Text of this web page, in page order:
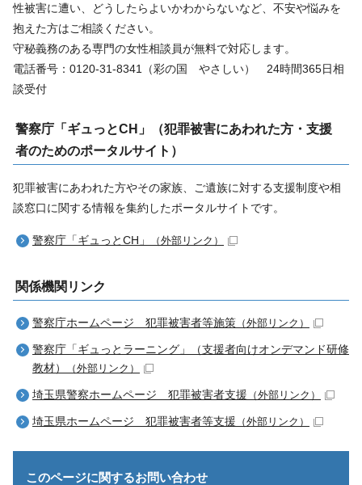
性被害に遭い、どうしたらよいかわからないなど、不安や悩みを
抱えた方はご相談ください。
守秘義務のある専門の女性相談員が無料で対応します。
電話番号：0120-31-8341（彩の国 やさしい） 24時間365日相
談受付
警察庁「ギュっとCH」（犯罪被害にあわれた方・支援
者のためのポータルサイト）
犯罪被害にあわれた方やその家族、ご遺族に対する支援制度や相
談窓口に関する情報を集約したポータルサイトです。
警察庁「ギュっとCH」 （外部リンク）
関係機関リンク
警察庁ホームページ 犯罪被害者等施策 （外部リンク）
警察庁「ギュっとラーニング」（支援者向けオンデマンド研修
教材）
（外部リンク）
埼玉県警察ホームページ 犯罪被害者支援 （外部リンク）
埼玉県ホームページ 犯罪被害者等支援 （外部リンク）
このページに関するお問い合わせ